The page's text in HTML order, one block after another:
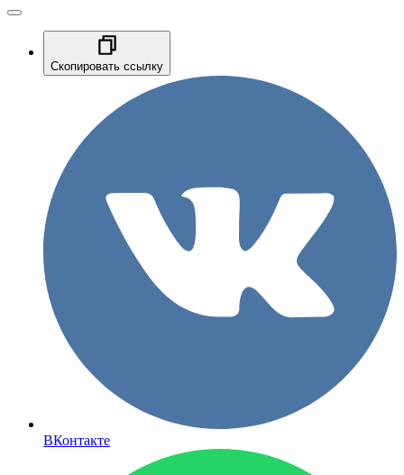
Скопировать ссылку
ВКонтакте